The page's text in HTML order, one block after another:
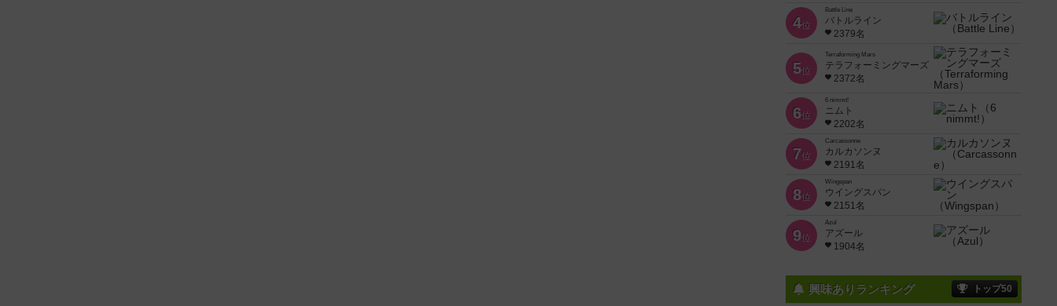
4位
Battle Line
バトルライン
2379名
5位
Terraforming Mars
テラフォーミングマーズ
2372名
6位
6 nimmt!
ニムト
2202名
7位
Carcassonne
カルカソンヌ
2191名
8位
Wingspan
ウイングスパン
2151名
9位
Azul
アズール
1904名
興味ありランキング トップ50